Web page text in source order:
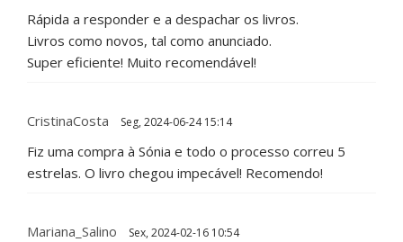
Rápida a responder e a despachar os livros.
Livros como novos, tal como anunciado.
Super eficiente! Muito recomendável!
CristinaCosta Seg, 2024-06-24 15:14
Fiz uma compra à Sónia e todo o processo correu 5
estrelas. O livro chegou impecável! Recomendo!
Mariana_Salino Sex, 2024-02-16 10:54